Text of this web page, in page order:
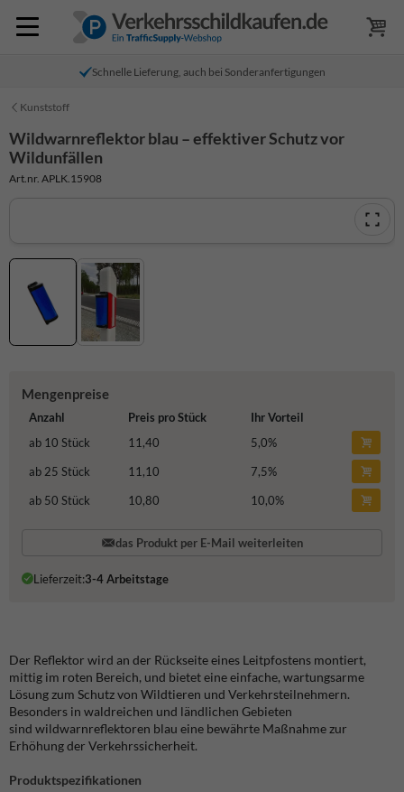
Schnelle Lieferung, auch bei Sonderanfertigungen
Kunststoff
Wildwarnreflektor blau – effektiver Schutz vor
Wildunfällen
Art.nr. APLK.15908
Mengenpreise
Anzahl Preis pro Stück
Ihr Vorteil
ab 10 Stück
11,40 5,0%
ab 25 Stück
11,10 7,5%
ab 50 Stück
10,80 10,0%
das Produkt per E-Mail weiterleiten
Lieferzeit:3-4 Arbeitstage
Der Reflektor wird an der Rückseite eines Leitpfostens montiert,
mittig im roten Bereich, und bietet eine einfache, wartungsarme
Lösung zum Schutz von Wildtieren und Verkehrsteilnehmern.
Besonders in waldreichen und ländlichen Gebieten
sind wildwarnreflektoren blau eine bewährte Maßnahme zur
Erhöhung der Verkehrssicherheit.
Produktspezifikationen